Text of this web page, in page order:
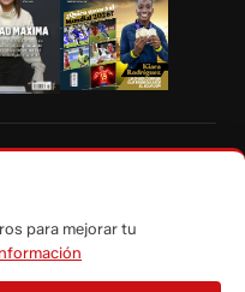
de Vistazo.com.
para mejorar tu